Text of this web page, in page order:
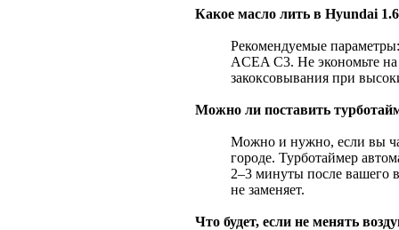
Какое масло лить в Hyundai
Рекомендуемые
ACEA C3. Не экономьте
закоксовывания при
Можно ли поставить
Можно и нужно, если вы
городе. Турботаймер
2–3 минуты после вашего
не заменяет.
Что будет, если не менять